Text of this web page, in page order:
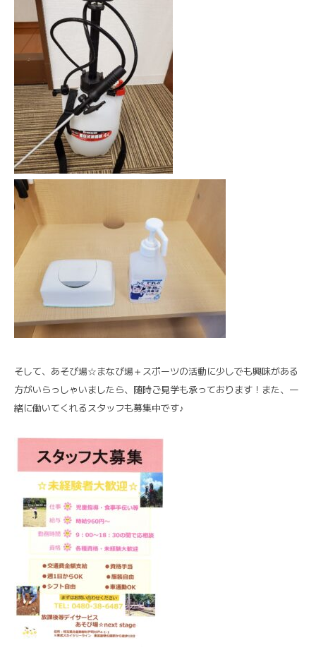
そして、あそび場☆まなび場＋スポーツの活動に少しでも興味がある
方がいらっしゃいましたら、随時ご見学も承っております！また、一
緒に働いてくれるスタッフも募集中です♪